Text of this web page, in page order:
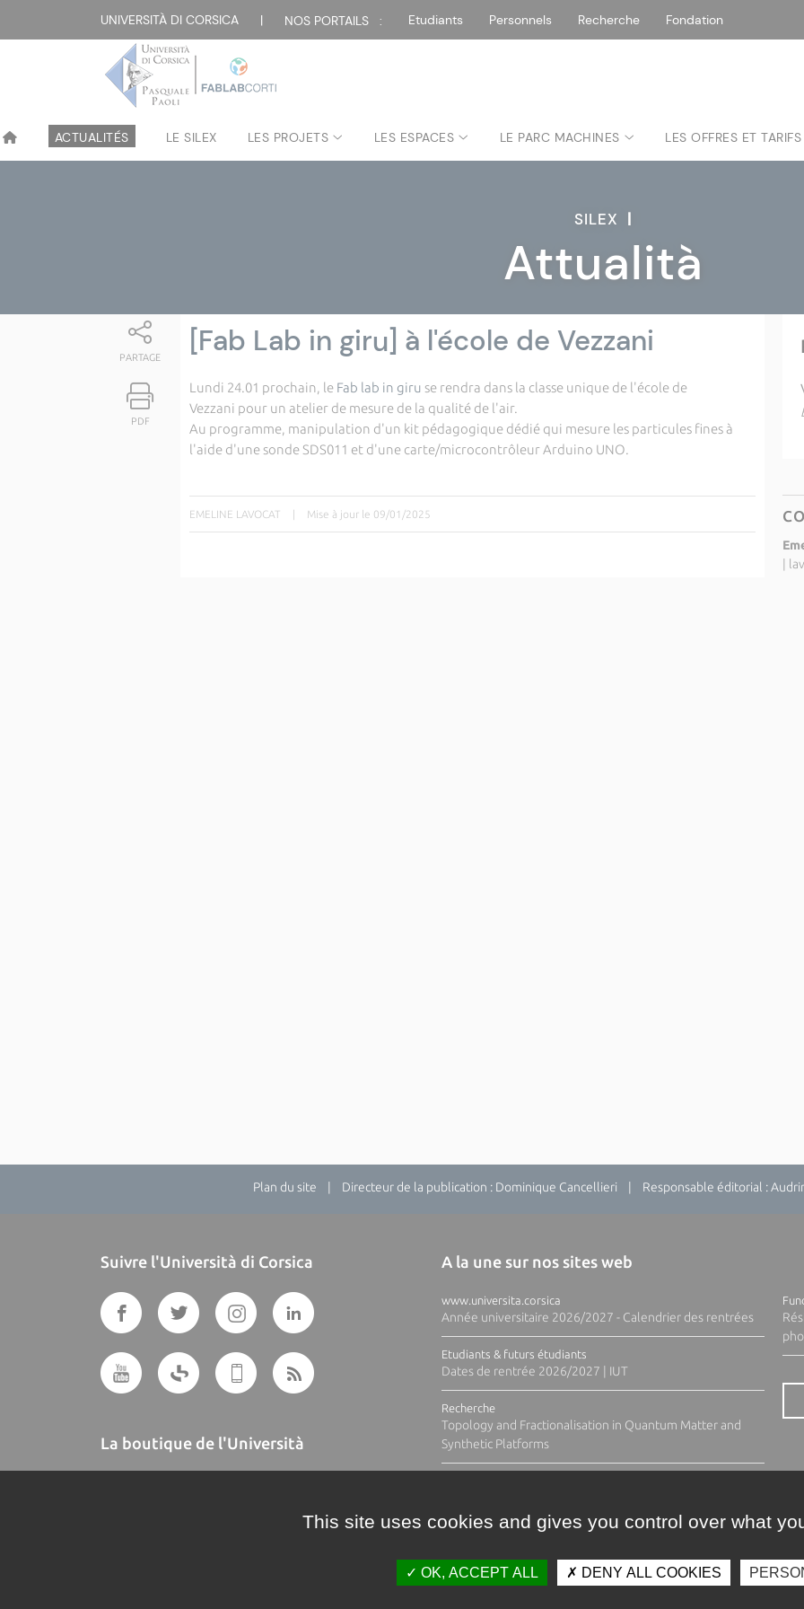
UNIVERSITÀ DI CORSICA | NOS PORTAILS : Etudiants Personnels Recherche Fondation
ACTUALITÉS LE SILEX LES PROJETS LES ESPACES LE PARC MACHINES LES OFFRES ET TARIFS
SILEX |
Attualità
PARTAGE
PDF
[Fab Lab in giru] à l'école de Vezzani
Lundi 24.01 prochain, le Fab lab in giru se rendra dans la classe unique de l'école de
Vezzani pour un atelier de mesure de la qualité de l'air.
Au programme, manipulation d'un kit pédagogique dédié qui mesure les particules fines à
l'aide d'une sonde SDS011 et d'une carte/microcontrôleur Arduino UNO.
EMELINE LAVOCAT | Mise à jour le 09/01/2025
Plan du site | Directeur de la publication : Dominique Cancellieri | Responsable éditorial :
Suivre l'Università di Corsica
La boutique de l'Università
A la une sur nos sites web
www.universita.corsica
Année universitaire 2026/2027 - Calendrier des rentrées
Etudiants & futurs étudiants
Dates de rentrée 2026/2027 | IUT
Recherche
Topology and Fractionalisation in Quantum Matter and
Synthetic Platforms
This site uses cookies and gives you control over what
OK, ACCEPT ALL DENY ALL COOKIES